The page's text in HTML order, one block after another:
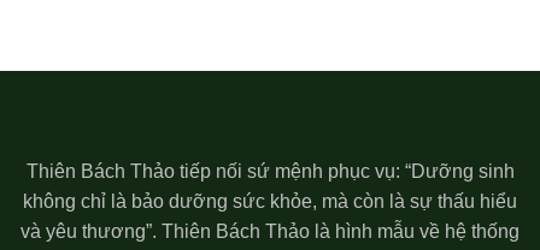
Thiên Bách Thảo tiếp nối sứ mệnh phục vụ: “Dưỡng sinh
không chỉ là bảo dưỡng sức khỏe, mà còn là sự thấu hiểu
và yêu thương”. Thiên Bách Thảo là hình mẫu về hệ thống